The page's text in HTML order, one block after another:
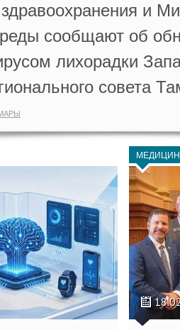
и
сообщают об
лихорадки
совета